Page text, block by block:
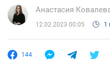
Анастасия
12.02.2023 00:05 1
144